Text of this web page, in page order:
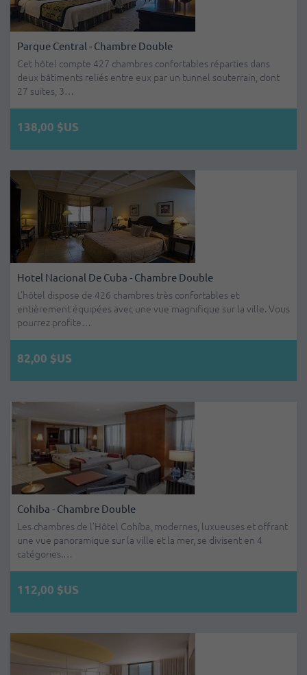
Parque Central - Chambre Double
Cet hôtel compte 427 chambres confortables réparties dans
deux bâtiments reliés entre eux par un tunnel souterrain, dont
27 suites, 3…
138,00 $US
Hotel Nacional De Cuba - Chambre Double
L'hôtel dispose de 426 chambres très confortables et
entièrement équipées avec une vue magnifique sur la ville. Vous
pourrez profite…
82,00 $US
Cohiba - Chambre Double
Les chambres de l’Hôtel Cohíba, modernes, luxueuses et offrant
une vue panoramique sur la ville et la mer, se divisent en 4
catégories.…
112,00 $US